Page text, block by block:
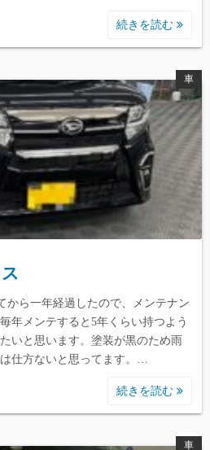
続きを読む
車
から一年経過したので、メンテナン
年メンテすると5年くらい持つよう
いと思います。塗装が黒のため雨
仕方ないと思ってます。…
続きを読む
車